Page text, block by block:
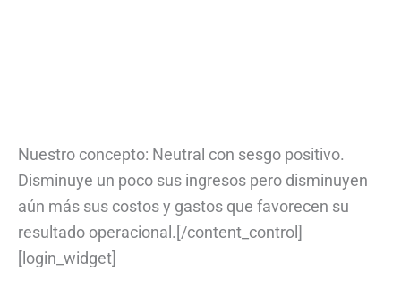
Nuestro concepto: Neutral con sesgo positivo.
Disminuye un poco sus ingresos pero disminuyen
aún más sus costos y gastos que favorecen su
resultado operacional.[/content_control]
[login_widget]